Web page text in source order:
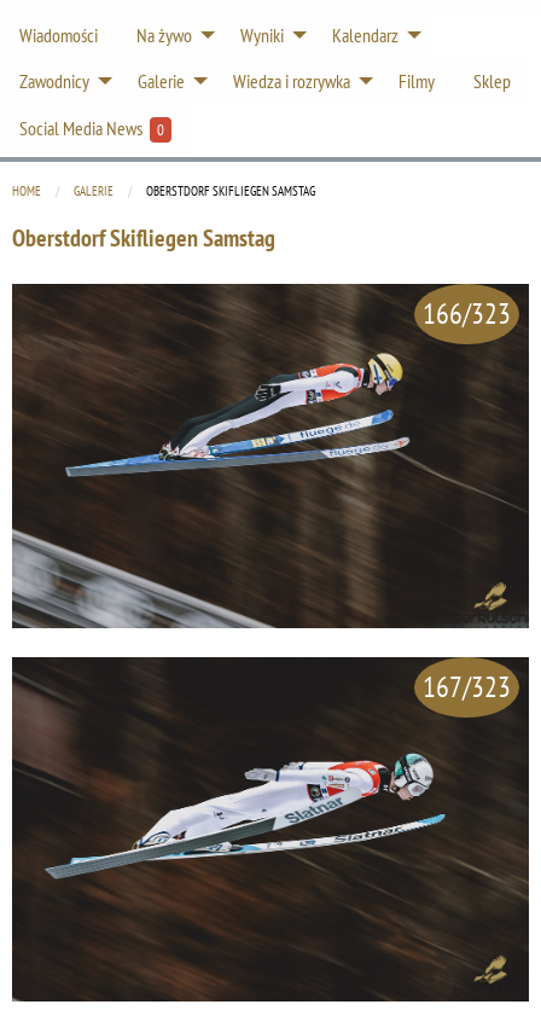
Wiadomości Na żywo Wyniki
Kalendarz
Zawodnicy
Galerie Wiedza i rozrywka Filmy
Sklep
Social Media News
0
HOME GALERIE CURRENT:
OBERSTDORF SKIFLIEGEN SAMSTAG
Oberstdorf Skifliegen Samstag
166/323
167/323